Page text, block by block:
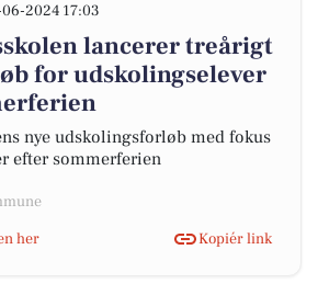
06-2024 17:03
lancerer treårigt
for udskolingselever
nye udskolingsforløb med fokus
efter sommerferien
her
Kopiér link